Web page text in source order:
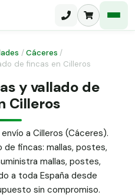
/ Cáceres /
de fincas en Cilleros
y vallado de
Cilleros
a Cilleros (Cáceres).
de fincas: mallas, postes,
mallas, postes,
a toda España desde
sin compromiso.